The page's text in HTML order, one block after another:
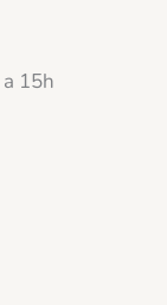
15h